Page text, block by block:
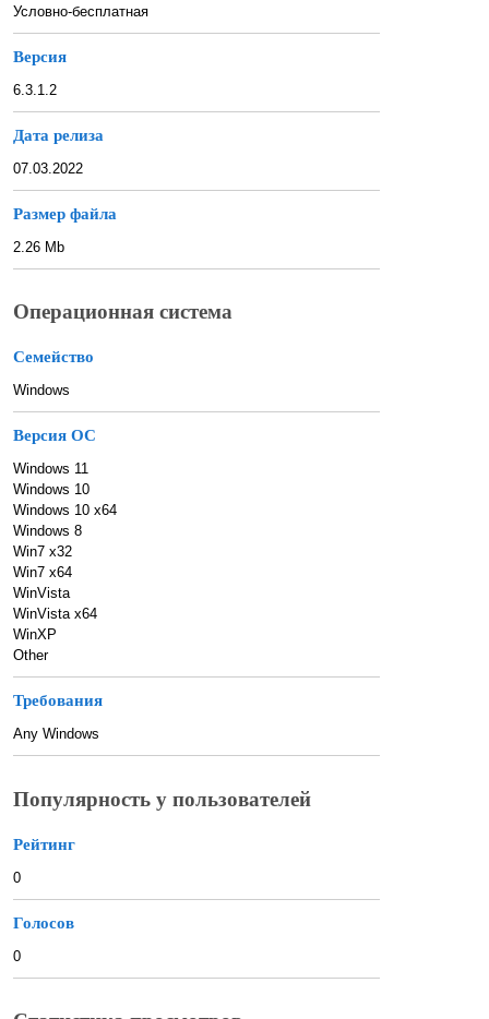
Условно-бесплатная
Версия
6.3.1.2
Дата релиза
07.03.2022
Размер файла
2.26 Mb
Операционная система
Семейство
Windows
Версия ОС
Windows 11
Windows 10
Windows 10 x64
Windows 8
Win7 x32
Win7 x64
WinVista
WinVista x64
WinXP
Other
Требования
Any Windows
Популярность у пользователей
Рейтинг
0
Голосов
0